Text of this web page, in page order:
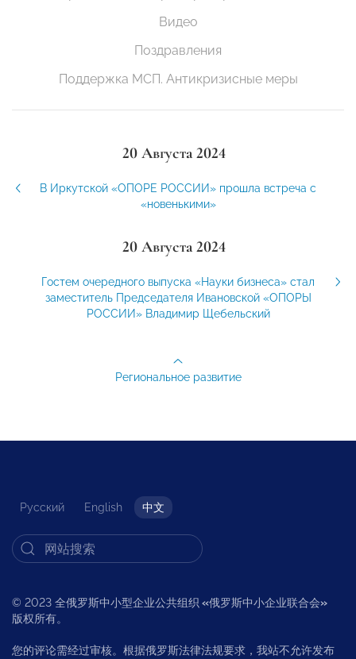
Видео
Поздравления
Поддержка МСП. Антикризисные меры
20 Августа 2024
В Иркутской «ОПОРЕ РОССИИ» прошла встреча с
«новенькими»
20 Августа 2024
Гостем очередного выпуска «Науки бизнеса» стал
заместитель Председателя Ивановской «ОПОРЫ
РОССИИ» Владимир Щебельский
Региональное развитие
Русский English 中文
© 2023 全俄罗斯中小型企业公共组织 «俄罗斯中小企业联合会»
版权所有。
您的评论需经过审核。根据俄罗斯法律法规要求，我站不允许发布